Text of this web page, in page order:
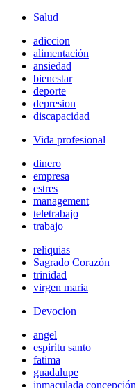
Salud
adiccion
alimentación
ansiedad
bienestar
deporte
depresion
discapacidad
Vida profesional
dinero
empresa
estres
management
teletrabajo
trabajo
reliquias
Sagrado Corazón
trinidad
virgen maria
Devocion
angel
espiritu santo
fatima
guadalupe
inmaculada concepción